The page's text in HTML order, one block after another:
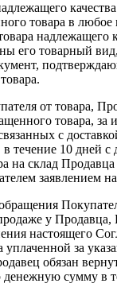
товара в
надлежащего
его товарный
от товара,
товара, за
с
течение 10 дней с
на склад Продавца
заявлением на
у
настоящего
уплаченной за
обязан
сумму в